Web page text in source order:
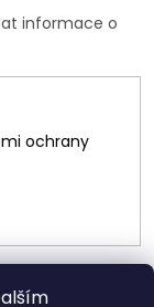
informace o
ochrany